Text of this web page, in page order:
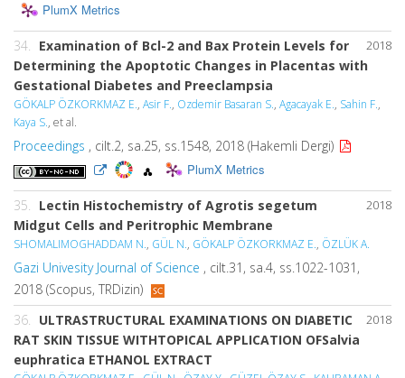
PlumX Metrics
2018
34. Examination of Bcl-2 and Bax Protein Levels for
Determining the Apoptotic Changes in Placentas with
Gestational Diabetes and Preeclampsia
GÖKALP ÖZKORKMAZ E., Asir F., Ozdemir Basaran S., Agacayak E., Sahin F.,
Kaya S., et al.
Proceedings , cilt.2, sa.25, ss.1548, 2018 (Hakemli Dergi)
PlumX Metrics
2018
35. Lectin Histochemistry of Agrotis segetum
Midgut Cells and Peritrophic Membrane
SHOMALIMOGHADDAM N., GÜL N., GÖKALP ÖZKORKMAZ E., ÖZLÜK A.
Gazi Univesity Journal of Science , cilt.31, sa.4, ss.1022-1031,
2018 (Scopus, TRDizin)
2018
36. ULTRASTRUCTURAL EXAMINATIONS ON DIABETIC
RAT SKIN TISSUE WITHTOPICAL APPLICATION OFSalvia
euphratica ETHANOL EXTRACT